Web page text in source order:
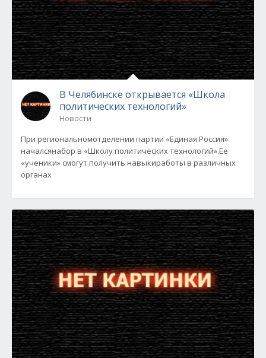
В Челябинске открывается «Школа
политических технологий»
Новости
При региональномотделении партии «Единая Россия»
началсянабор в «Школу политических технологий».Ее
«ученики» смогут получить навыкиработы в различных
органах